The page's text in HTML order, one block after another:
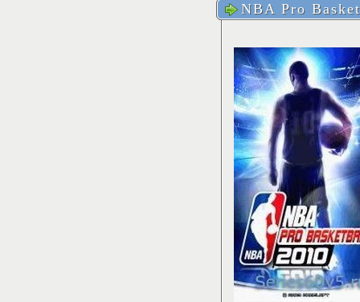
NBA Pro